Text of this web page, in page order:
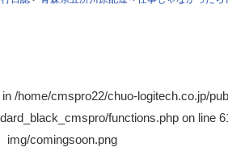
/home/cmspro22/chuo-logitech.co.jp/
functions.php on line
img/comingsoon.png